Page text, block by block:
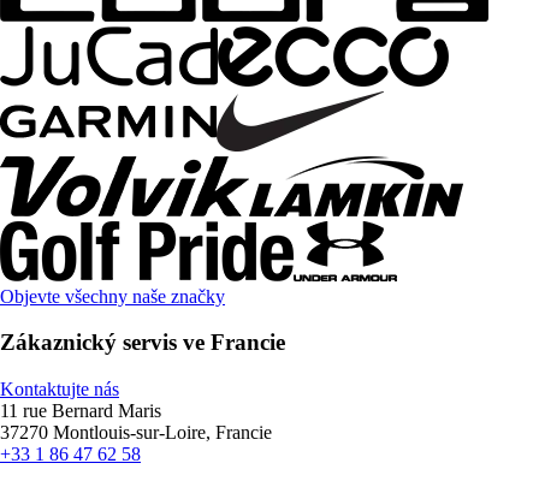
Objevte všechny naše značky
Zákaznický servis ve Francie
Kontaktujte nás
11 rue Bernard Maris
37270 Montlouis-sur-Loire, Francie
+33 1 86 47 62 58